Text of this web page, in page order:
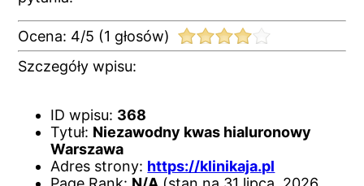
Ocena: 4/5 (1 głosów)
Szczegóły wpisu:
ID wpisu: 368
Tytuł: Niezawodny kwas hialuronowy
Warszawa
Adres strony: https://klinikaja.pl